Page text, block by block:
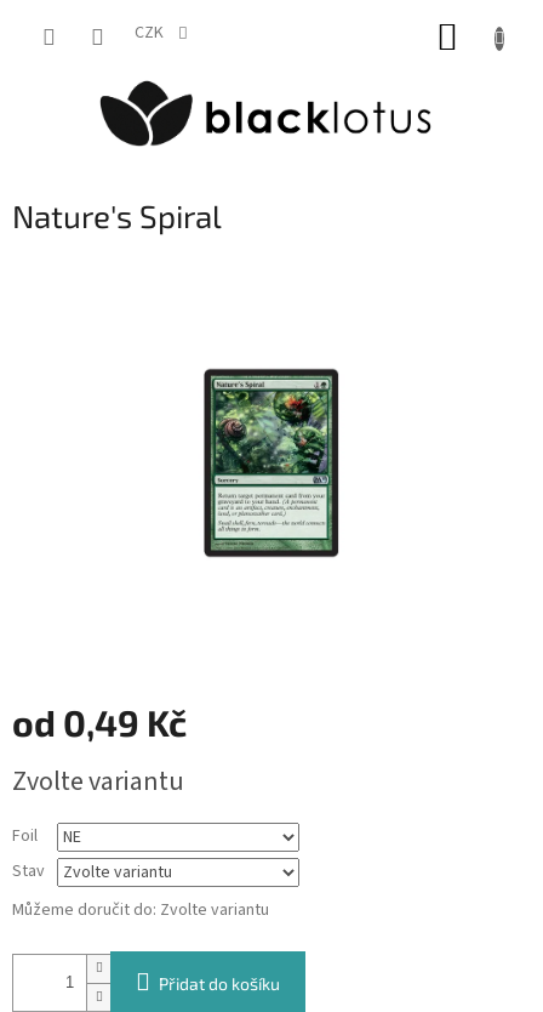
CZK
Nature's Spiral
od 0,49 Kč
cena:
Zvolte variantu
Foil
Stav
Můžeme doručit do: Zvolte variantu
Přidat do košíku